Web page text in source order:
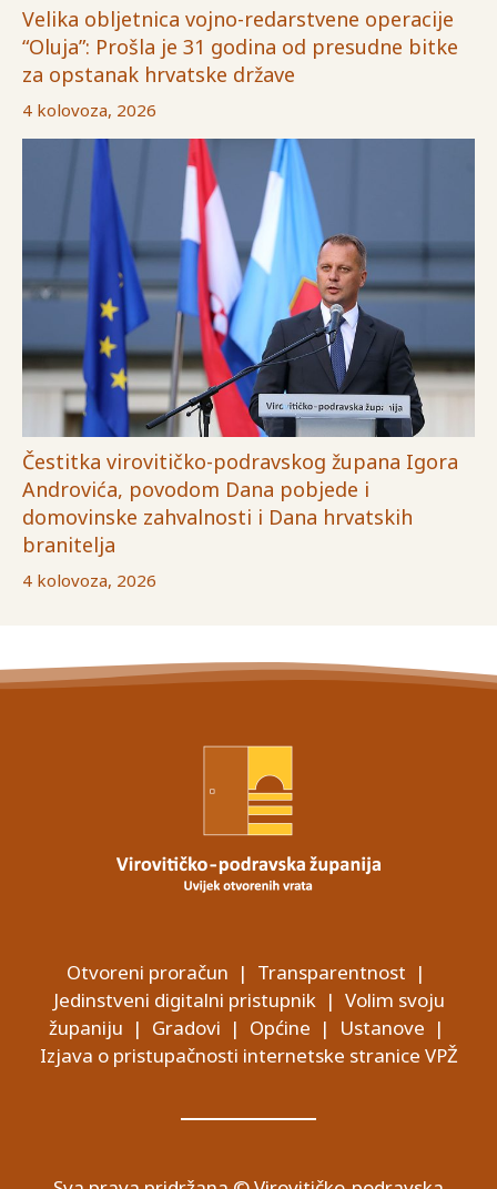
Velika obljetnica vojno-redarstvene operacije
“Oluja”: Prošla je 31 godina od presudne bitke
za opstanak hrvatske države
4 kolovoza, 2026
Čestitka virovitičko-podravskog župana Igora
Androvića, povodom Dana pobjede i
domovinske zahvalnosti i Dana hrvatskih
branitelja
4 kolovoza, 2026
Otvoreni proračun | Transparentnost |
Jedinstveni digitalni pristupnik| Volim svoju
županiju | Gradovi | Općine | Ustanove |
Izjava o pristupačnosti internetske stranice VPŽ